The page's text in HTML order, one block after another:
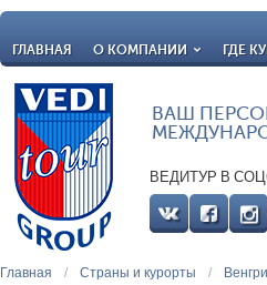
ГЛАВНАЯ О КОМПАНИИ ГДЕ
ВАШ
ВЕДИТУР В
Главная / Страны и курорты /